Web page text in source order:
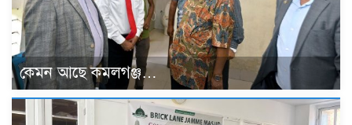
কেমন আছে কমলগঞ্জ…